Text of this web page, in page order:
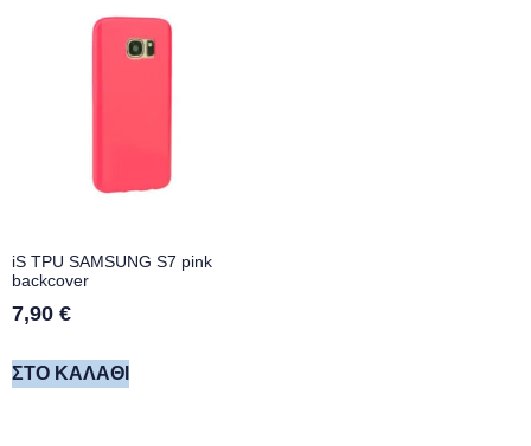
iS TPU SAMSUNG S7 pink
backcover
7,90 €
ΣΤΟ ΚΑΛΆΘΙ